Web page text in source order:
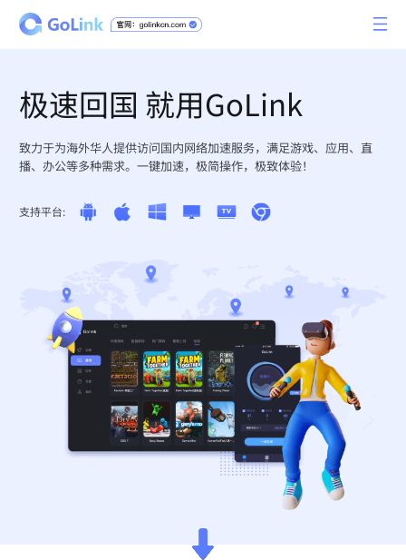
极速回国 就用GoLink
致力于为海外华人提供访问国内网络加速服务，满足游戏、应用、直
播、办公等多种需求。一键加速，极简操作，极致体验！
支持平台: